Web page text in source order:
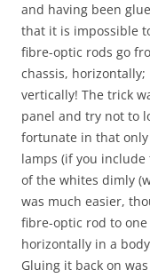
and having been
that it is impossible
fibre-optic rods go
chassis,
vertically! The trick
panel and try not to
fortunate in that
lamps (if you
of the whites dimly
was much easier,
fibre-optic rod to
horizontally in a
Gluing it back on